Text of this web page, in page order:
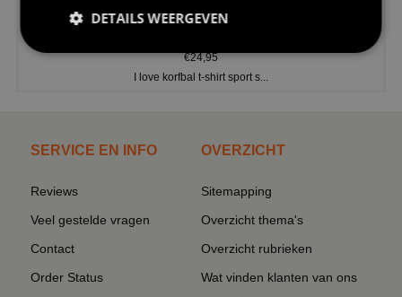
€24,95
I love korfbal t-shirt sport s...
SERVICE EN INFO
Reviews
Veel gestelde vragen
Contact
Order Status
OVERZICHT
Sitemapping
Overzicht thema's
Overzicht rubrieken
Wat vinden klanten van ons
DETAILS WEERGEVEN